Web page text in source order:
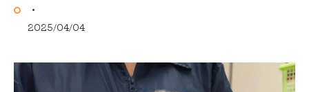
・
2025/04/04